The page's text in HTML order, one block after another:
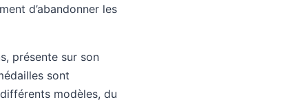
d’abandonner les
présente sur son
sont
modèles, du